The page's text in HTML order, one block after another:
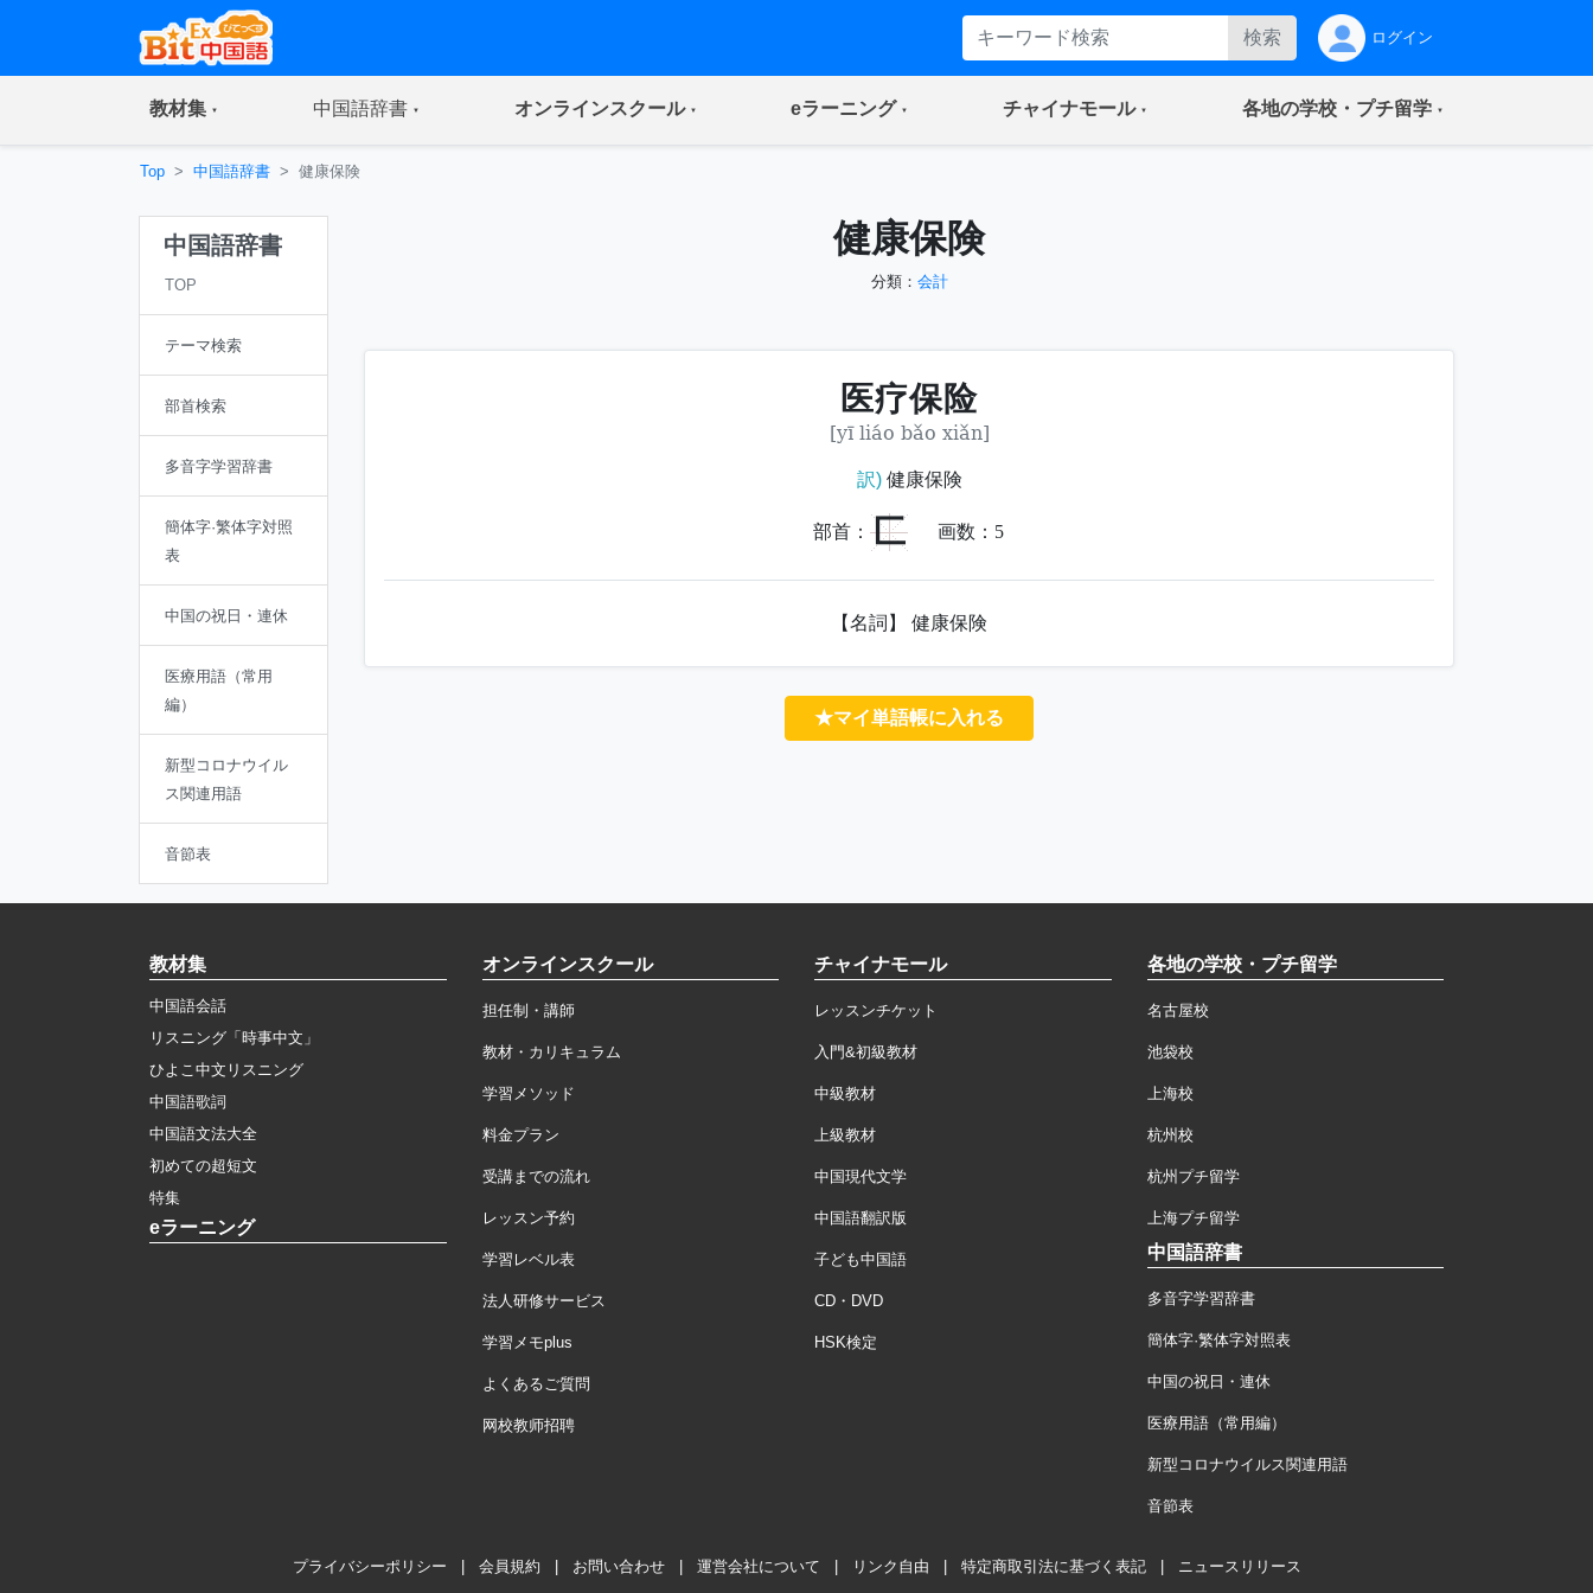
検索 ログイン
教材集(current) 中国語辞書(current) オンラインスクール(current) eラーニング(current) チャイナモール(current) 各地の学校・プチ留学(current)
Top 中国語辞書 健康保険
中国語辞書
TOP
テーマ検索
部首検索
多音字学習辞書
簡体字·繁体字対照
表
中国の祝日・連休
医療用語（常用
編）
新型コロナウイル
ス関連用語
音節表
健康保険
分類： 会計
医疗保险
[yī liáo bǎo xiǎn]
訳)健康保険
部首： 匚 画数： 5
【名詞】 健康保険
★マイ単語帳に入れる
教材集
中国語会話
リスニング「時事中文」
ひよこ中文リスニング
中国語歌詞
中国語文法大全
初めての超短文
特集
eラーニング
オンラインスクール
担任制・講師
教材・カリキュラム
学習メソッド
料金プラン
受講までの流れ
レッスン予約
学習レベル表
法人研修サービス
学習メモplus
よくあるご質問
网校教师招聘
チャイナモール
レッスンチケット
入門&初級教材
中級教材
上級教材
中国現代文学
中国語翻訳版
子ども中国語
CD・DVD
HSK検定
各地の学校・プチ留学
名古屋校
池袋校
上海校
杭州校
杭州プチ留学
上海プチ留学
中国語辞書
多音字学習辞書
簡体字·繁体字対照表
中国の祝日・連休
医療用語（常用編）
新型コロナウイルス関連用語
音節表
プライバシーポリシー 会員規約 お問い合わせ 運営会社について リンク自由 特定商取引法に基づく表記 ニュースリリース